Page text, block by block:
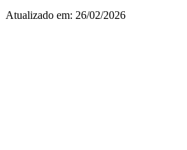
Atualizado em: 26/02/2026